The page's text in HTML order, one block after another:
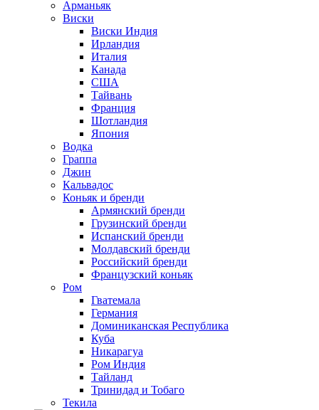
Арманьяк
Виски
Виски Индия
Ирландия
Италия
Канада
США
Тайвань
Франция
Шотландия
Япония
Водка
Граппа
Джин
Кальвадос
Коньяк и бренди
Армянский бренди
Грузинский бренди
Испанский бренди
Молдавский бренди
Российский бренди
Французский коньяк
Ром
Гватемала
Германия
Доминиканская Республика
Куба
Никарагуа
Ром Индия
Тайланд
Тринидад и Тобаго
Текила